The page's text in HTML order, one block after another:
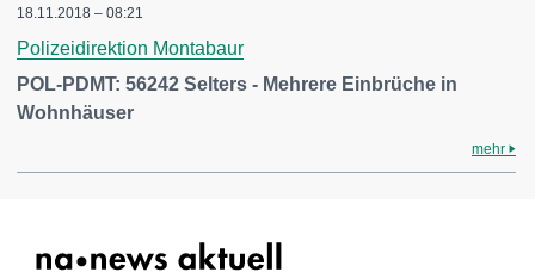
18.11.2018 – 08:21
Polizeidirektion Montabaur
POL-PDMT: 56242 Selters - Mehrere Einbrüche in
Wohnhäuser
mehr